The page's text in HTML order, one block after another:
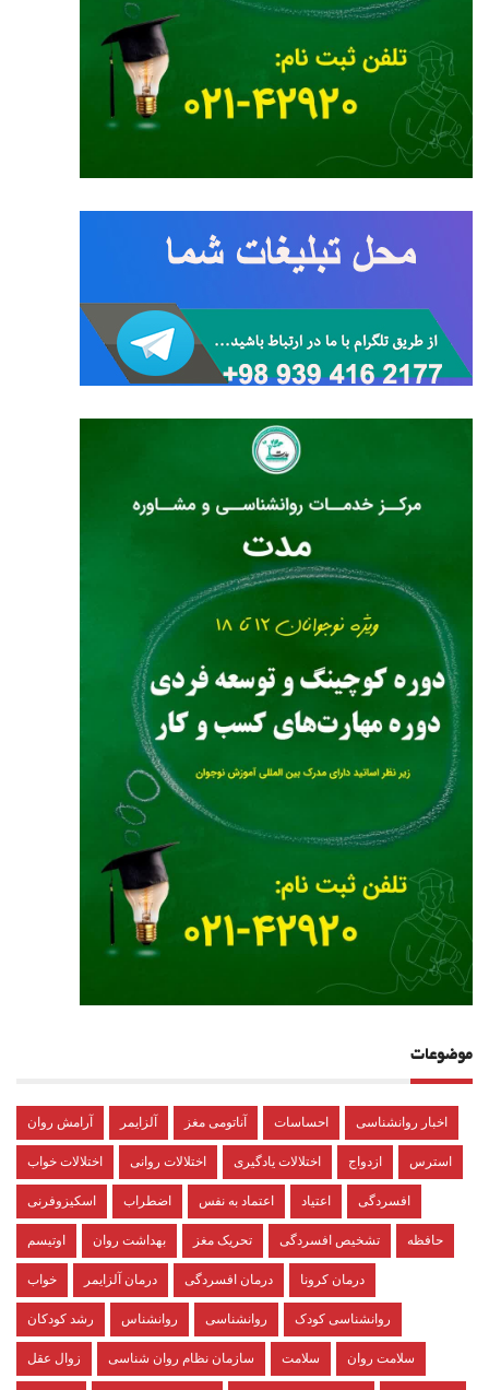
موضوعات
آرامش روان آلزایمر آناتومی مغز احساسات اخبار روانشناسی
اختلالات خواب اختلالات روانی اختلالات یادگیری ازدواج استرس
اسکیزوفرنی اضطراب اعتماد به نفس اعتیاد افسردگی
اوتیسم بهداشت روان تحریک مغز تشخیص افسردگی حافظه
خواب درمان آلزایمر درمان افسردگی درمان کرونا
رشد کودکان روانشناس روانشناسی روانشناسی کودک
زوال عقل سازمان نظام روان شناسی سلامت سلامت روان